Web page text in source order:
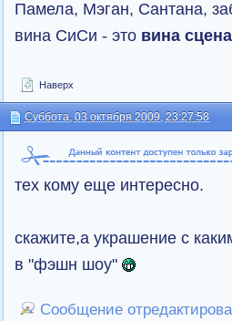
Памела, Мэган, Сантана,
вина СиСи - это вина
Наверх
Суббота, 03 октября 2009, 23:27:58
тех кому еще интересно.
скажите,а украшение с
в "фэшн шоу"
Сообщение